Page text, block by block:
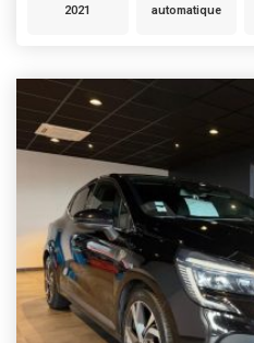
2021 automatique